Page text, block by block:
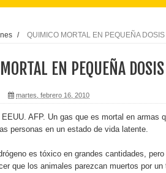
Embajada dominicana en
Pavel Núñez y su Bipolarband
Banreservas y Banco Popular
“Los Rechazados 2” llega a
/ QUIMICO MORTAL EN PEQUEÑA DOSIS
EN PEQUEÑA
martes, febrero 16, 2010
EEUU. AFP. Un gas que es mortal en armas
personas en un estado de vida latente.
es tóxico en grandes cantidades,
que los animales parezcan muertos por